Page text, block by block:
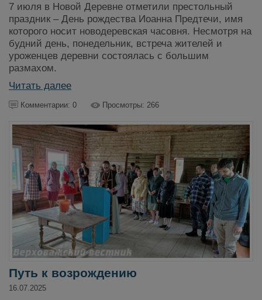
7 июля в Новой Деревне отметили престольный
праздник – День рождества Иоанна Предтечи, имя
которого носит новодеревская часовня. Несмотря на
будний день, понедельник, встреча жителей и
уроженцев деревни состоялась с большим
размахом.
Читать далее
Комментарии: 0 Просмотры: 266
Путь к возрождению
16.07.2025